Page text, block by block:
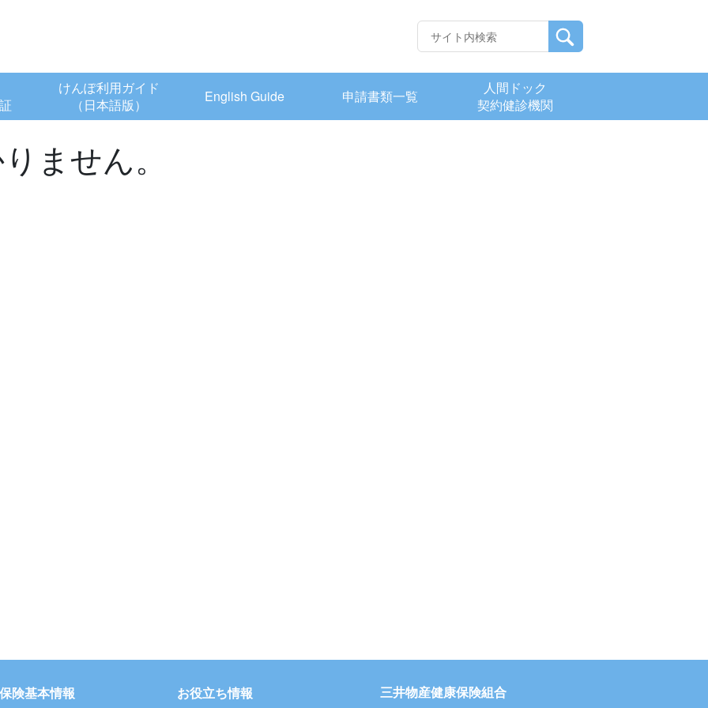
けんぽ利用ガイド
（日本語版）
English Guide 申請書類一覧
人間ドック
契約健診機関
ません。
険基本情報 お役立ち情報 三井物産健康保険組合